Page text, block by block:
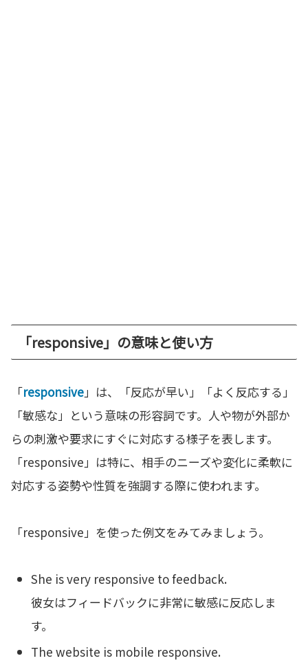
「responsive」の意味と使い方
「responsive」は、「反応が早い」「よく反応する」
「敏感な」という意味の形容詞です。人や物が外部か
らの刺激や要求にすぐに対応する様子を表します。
「responsive」は特に、相手のニーズや変化に柔軟に
対応する姿勢や性質を強調する際に使われます。
「responsive」を使った例文をみてみましょう。
She is very responsive to feedback.
彼女はフィードバックに非常に敏感に反応しま
す。
The website is mobile responsive.